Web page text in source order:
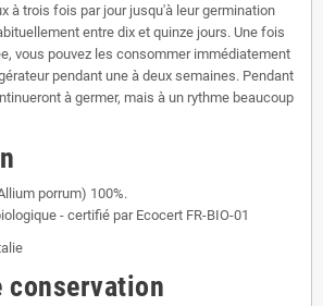
à trois fois par jour jusqu'à leur germination
entre dix et quinze jours. Une fois
vous pouvez les consommer immédiatement
pendant une à deux semaines. Pendant
à germer, mais à un rythme beaucoup
porrum) 100%.
- certifié par Ecocert FR-BIO-01
conservation